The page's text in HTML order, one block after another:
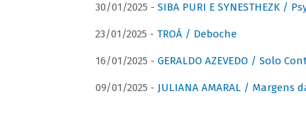
30/01/2025 - SIBA PURI E SYNESTHEZK /
23/01/2025 - TROÁ / Deboche
16/01/2025 - GERALDO AZEVEDO / Solo
09/01/2025 - JULIANA AMARAL / Margens